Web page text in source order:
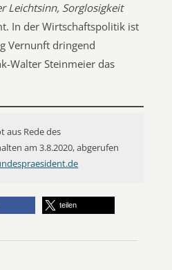
Leichtsinn, Sorglosigkeit
In der Wirtschaftspolitik ist
Vernunft dringend
Walter Steinmeier das
aus Rede des
am 3.8.2020, abgerufen
teilen